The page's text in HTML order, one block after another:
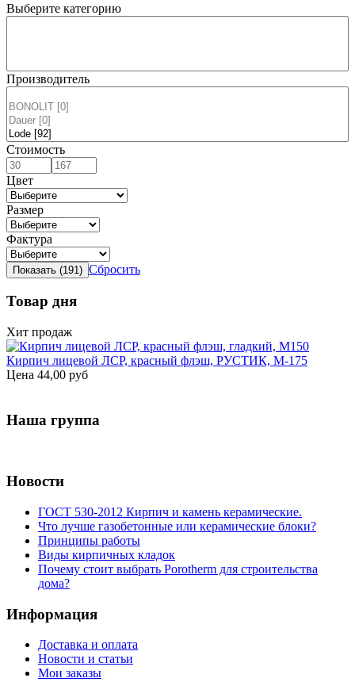
Выберите категорию
Производитель
Стоимость
Цвет
Размер
Фактура
Сбросить
Товар дня
Хит продаж
Кирпич лицевой ЛСР, красный флэш, РУСТИК, М-175
Цена 44,00 руб
Наша группа
Новости
ГОСТ 530-2012 Кирпич и камень керамические.
Что лучше газобетонные или керамические блоки?
Принципы работы
Виды кирпичных кладок
Почему стоит выбрать Porotherm для строительства
дома?
Информация
Доставка и оплата
Новости и статьи
Мои заказы